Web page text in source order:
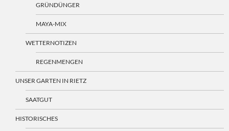
GRÜNDÜNGER
MAYA-MIX
WETTERNOTIZEN
REGENMENGEN
UNSER GARTEN IN RIETZ
SAATGUT
HISTORISCHES